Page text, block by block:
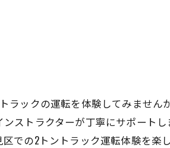
ラックの運転を体験してみませ
ストラクターが丁寧にサポート
での2トントラック運転体験を楽